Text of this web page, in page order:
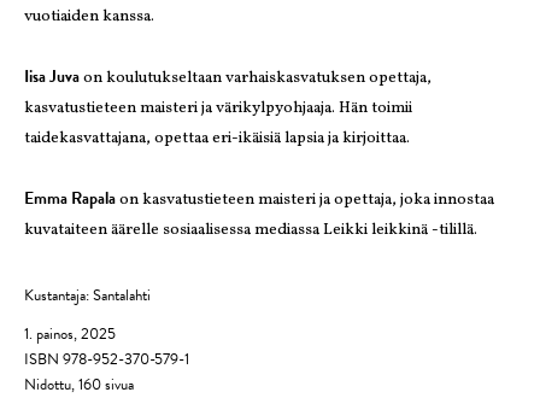
vuotiaiden kanssa.
Iisa Juvaon koulutukseltaan varhaiskasvatuksen opettaja,
kasvatustieteen maisteri ja värikylpyohjaaja. Hän toimii
taidekasvattajana, opettaa eri-ikäisiä lapsia ja kirjoittaa.
Emma Rapalaon kasvatustieteen maisteri ja opettaja, joka innostaa
kuvataiteen äärelle sosiaalisessa mediassa Leikki leikkinä -tilillä.
Kustantaja: Santalahti
1. painos, 2025
ISBN 978-952-370-579-1
Nidottu, 160 sivua